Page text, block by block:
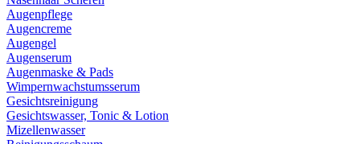
Augenpflege
Augencreme
Augengel
Augenserum
Augenmaske & Pads
Wimpernwachstumsserum
Gesichtsreinigung
Gesichtswasser, Tonic & Lotion
Mizellenwasser